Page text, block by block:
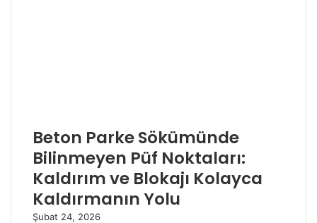
Beton Parke Sökümünde
Bilinmeyen Püf Noktaları:
Kaldırım ve Blokajı Kolayca
Kaldırmanın Yolu
Şubat 24, 2026